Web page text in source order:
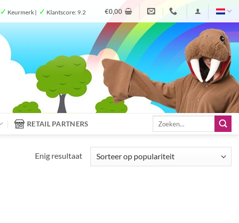
✓ Keurmerk | ✓ Klantscore: 9.2 €0,00
RETAIL PARTNERS
Enig resultaat